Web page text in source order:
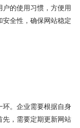
手机app开发
手机网站建设
的使用习惯，方便用
安全性，确保网站稳定
环。企业需要根据自身
先，需要定期更新网站